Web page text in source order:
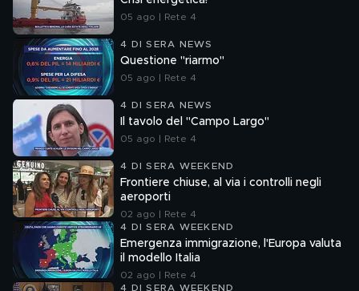
05 ago | Rete 4
4 DI SERA NEWS
Questione "riarmo"
05 ago | Rete 4
4 DI SERA NEWS
Il tavolo del "Campo Largo"
05 ago | Rete 4
4 DI SERA WEEKEND
Frontiere chiuse, al via i controlli negli
aeroporti
02 ago | Rete 4
4 DI SERA WEEKEND
Emergenza immigrazione, l'Europa valuta
il modello Italia
02 ago | Rete 4
4 DI SERA WEEKEND